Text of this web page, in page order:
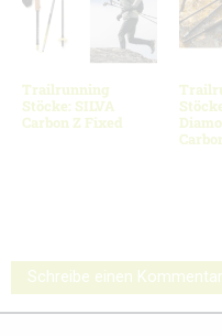
Trailrunning
Stöcke: SILVA
Carbon Z Fixed
Schreibe einen Kommentar